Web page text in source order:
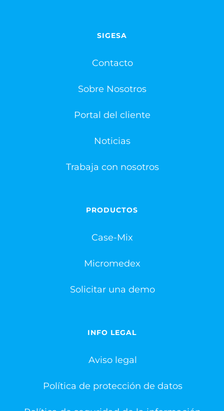
SIGESA
Contacto
Sobre Nosotros
Portal del cliente
Noticias
Trabaja con nosotros
PRODUCTOS
Case-Mix
Micromedex
Solicitar una demo
INFO LEGAL
Aviso legal
Política de protección de datos